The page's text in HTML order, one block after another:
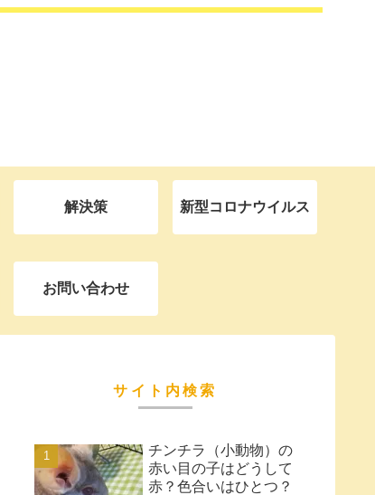
解決策 新型コロナウイルス
お問い合わせ
サイト内検索
チンチラ（小動物）の
赤い目の子はどうして
赤？色合いはひとつ？